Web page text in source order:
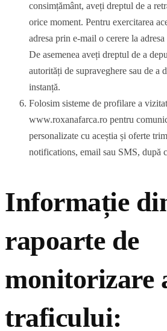
consimțământ, aveți dreptul de a
orice moment. Pentru exercitarea
adresa prin e-mail o cerere la
De asemenea aveți dreptul de a
autorități de supraveghere sau de a
instanță.
Folosim sisteme de profilare a
www.roxanafarca.ro pentru
personalizate cu aceștia și oferte
notifications, email sau SMS, după
Informație
rapoarte de
monitorizare
traficului: